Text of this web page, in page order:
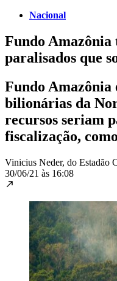
Nacional
Fundo Amazônia
paralisados que
Fundo Amazônia
bilionárias da
recursos seriam
fiscalização,
Vinicius Neder, do Estadão
30/06/21 às 16:08